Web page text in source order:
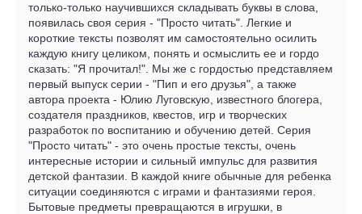
только-только научившихся складывать буквы в слова,
появилась своя серия - "Просто читать". Легкие и
короткие тексты позволят им самостоятельно осилить
каждую книгу целиком, понять и осмыслить ее и гордо
сказать: "Я прочитал!". Мы же с гордостью представляем
первый выпуск серии - "Пип и его друзья", а также
автора проекта - Юлию Луговскую, известного блогера,
создателя праздников, квестов, игр и творческих
разработок по воспитанию и обучению детей. Серия
"Просто читать" - это очень простые тексты, очень
интересные истории и сильный импульс для развития
детской фантазии. В каждой книге обычные для ребенка
ситуации соединяются с играми и фантазиями героя.
Бытовые предметы превращаются в игрушки, в